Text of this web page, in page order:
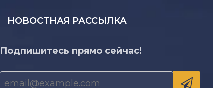
НОВОСТНАЯ РАССЫЛКА
Подпишитесь прямо сейчас!